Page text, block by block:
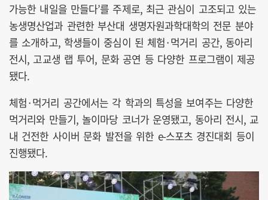
가능한 내일을 만들다’를 주제로, 최근 관심이 고조되고 있는
농생명산업과 관련한 부산대 생명자원과학대학의 전문 분야
를 소개하고, 학생들이 중심이 된 체험·먹거리 공간, 동아리
전시, 고교생 랩 투어, 문화 공연 등 다양한 프로그램이 제공
됐다.
체험·먹거리 공간에서는 각 학과의 특성을 보여주는 다양한
먹거리와 만들기, 놀이마당 코너가 운영됐고, 동아리 전시, 교
내 건전한 사이버 문화 발전을 위한 e-스포츠 경진대회 등이
진행됐다.